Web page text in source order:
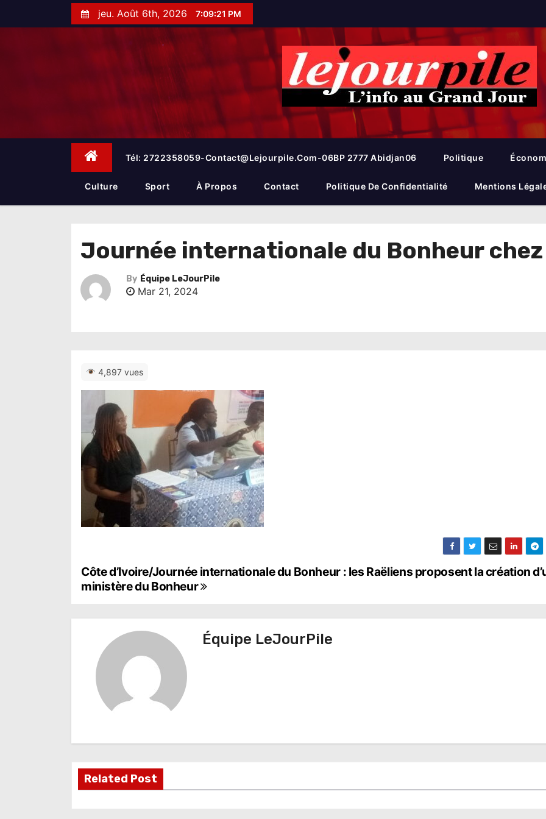
t
jeu. Août 6th, 2026 7:09:22 PM
Tél: 2722358059-Contact@lejourpile.com-06BP 2777 Abidjan06 Politique
Culture Sport À Propos Contact Politique De Confidentialité Mentions
Journée internationale du Bonheur chez
By Équipe LeJourPile
Mar 21, 2024
4,897 vues
N
v
i
n
Côte d’Ivoire/Journée internationale du Bonheur : les Raëliens proposent la création
ministère du Bonheur
Équipe LeJourPile
Related Post